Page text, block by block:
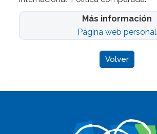
Más información
Página web personal
Volver